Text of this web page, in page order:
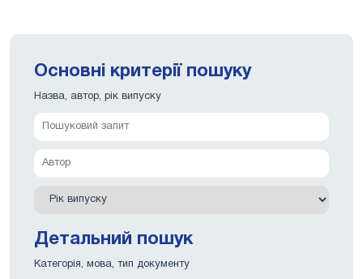
систем, їхні основні вузли, у тому числі мікропроцесори. На
Motorolaпоказані принципи проектування мікропроцесорних
мікропроцесорів та мікроконтролерів різних моделей у
пристроях телекомунікацій. Кожен розділ супроводжується
запитаннями вхідного та вихідного контролю.
Основні критерії пошуку
Назва, автор, рік випуску
Детальний пошук
Категорія, мова, тип документу